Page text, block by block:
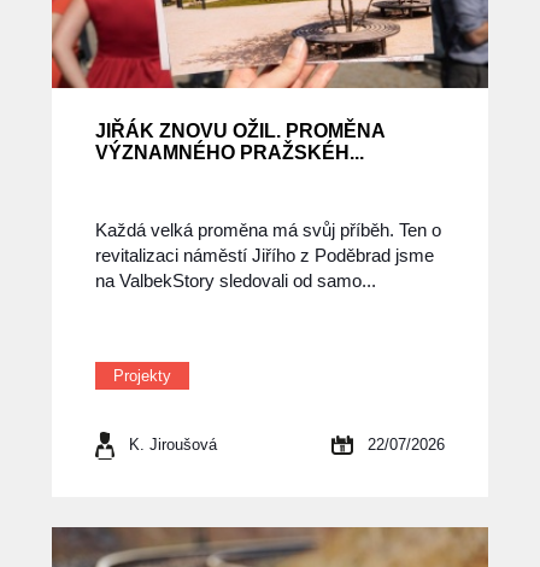
JIŘÁK ZNOVU OŽIL. PROMĚNA
VÝZNAMNÉHO PRAŽSKÉH...
Každá velká proměna má svůj příběh. Ten o
revitalizaci náměstí Jiřího z Poděbrad jsme
na ValbekStory sledovali od samo...
Projekty
K. Jiroušová 22/07/2026